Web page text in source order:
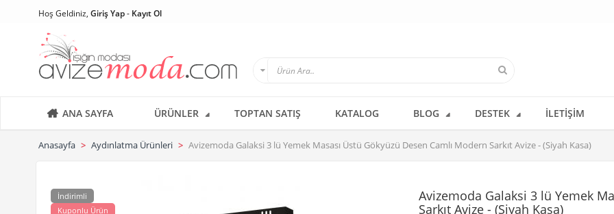
Hoş Geldiniz, Giriş Yap- Kayıt Ol
ANA SAYFA ÜRÜNLER TOPTAN SATIŞ KATALOG BLOG DESTEK İLETIŞIM
Anasayfa Aydınlatma Ürünleri Avizemoda Galaksi 3 lü Yemek Masası Üstü Gökyüzü Desen Camlı Modern Sarkıt Avize - (Siyah Kasa)
İndirimli
Kuponlu Ürün
Avizemoda Galaksi 3 lü Yemek
Sarkıt Avize - (Siyah Kasa)